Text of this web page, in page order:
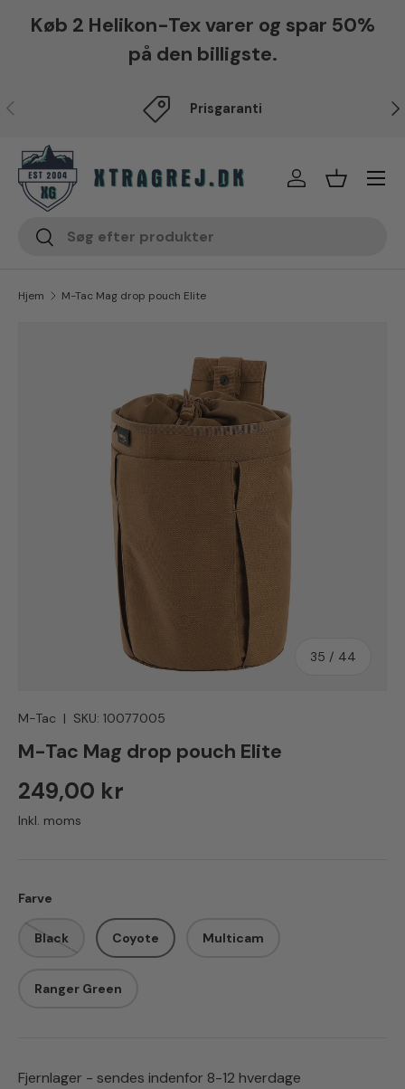
Fortsæt til indhold
Køb 2 Helikon-Tex varer og spar 50%
på den billigste.
Forrige Prisgaranti
Søg
Søg
Log på
Menu
Hjem M-Tac Mag drop pouch Elite
Translation missing:
35 / 44
M-Tac | SKU: 10077005
M-Tac Mag drop pouch Elite
Normal pris
249,00 kr
Inkl. moms
Farve
Black Coyote Multicam
Ranger Green
Fjernlager - sendes indenfor 8-12 hverdage